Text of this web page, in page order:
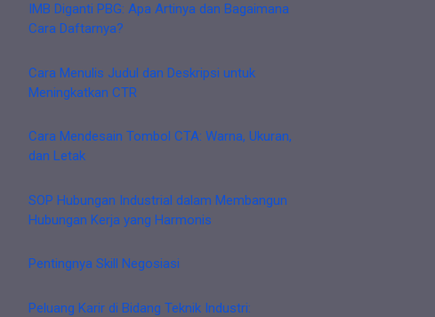
IMB Diganti PBG: Apa Artinya dan Bagaimana
Cara Daftarnya?
Cara Menulis Judul dan Deskripsi untuk
Meningkatkan CTR
Cara Mendesain Tombol CTA: Warna, Ukuran,
dan Letak
SOP Hubungan Industrial dalam Membangun
Hubungan Kerja yang Harmonis
Pentingnya Skill Negosiasi
Peluang Karir di Bidang Teknik Industri: